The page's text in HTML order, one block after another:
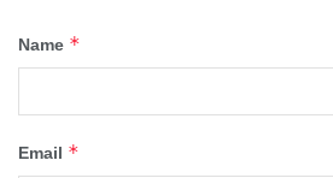
Name *
Email *